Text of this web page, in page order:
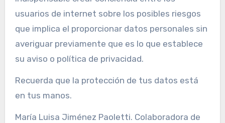
usuarios de internet sobre los posibles riesgos
que implica el proporcionar datos personales sin
averiguar previamente que es lo que establece
su aviso o política de privacidad.
Recuerda que la protección de tus datos está
en tus manos.
María Luisa Jiménez Paoletti. Colaboradora de